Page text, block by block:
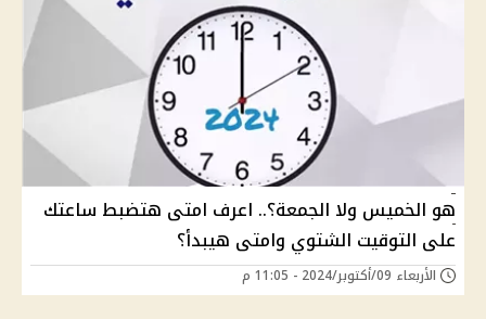
هو الخميس ولا الجمعة؟.. اعرف امتى هتضبط ساعتك
على التوقيت الشتوي وامتى هيبدأ؟
الأربعاء 09/أكتوبر/2024 - 11:05 م